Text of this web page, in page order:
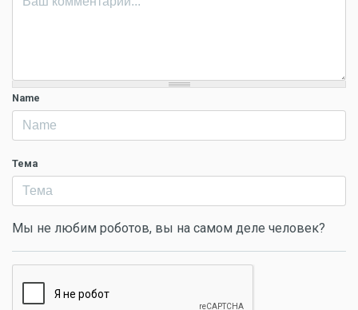
Name
Тема
Мы не любим роботов, вы на самом деле человек?